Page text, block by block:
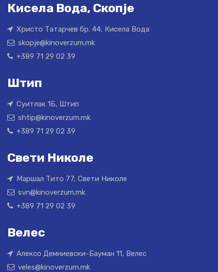
Кисела Вода, Скопје
Христо Татарчев бр. 44, Кисела Вода
skopje@kinoverzum.mk
+389 71 29 02 39
Штип
Суитлак 1Б, Штип
shtip@kinoverzum.mk
+389 71 29 02 39
Свети Николе
Маршал Тито 77, Свети Николе
svn@kinoverzum.mk
+389 71 29 02 39
Велес
Алексо Демниевски-Бауман 11, Велес
veles@kinoverzum.mk